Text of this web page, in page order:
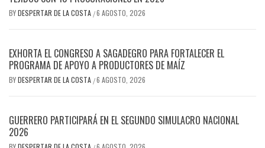
BYDESPERTAR DE LA COSTA /6 AGOSTO, 2026
EXHORTA EL CONGRESO A SAGADEGRO PARA FORTALECER EL
PROGRAMA DE APOYO A PRODUCTORES DE MAÍZ
BYDESPERTAR DE LA COSTA /6 AGOSTO, 2026
GUERRERO PARTICIPARÁ EN EL SEGUNDO SIMULACRO NACIONAL
2026